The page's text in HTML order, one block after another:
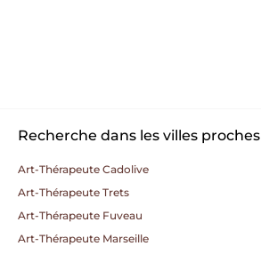
Recherche dans les villes proches
Art-Thérapeute Cadolive
Art-Thérapeute Trets
Art-Thérapeute Fuveau
Art-Thérapeute Marseille